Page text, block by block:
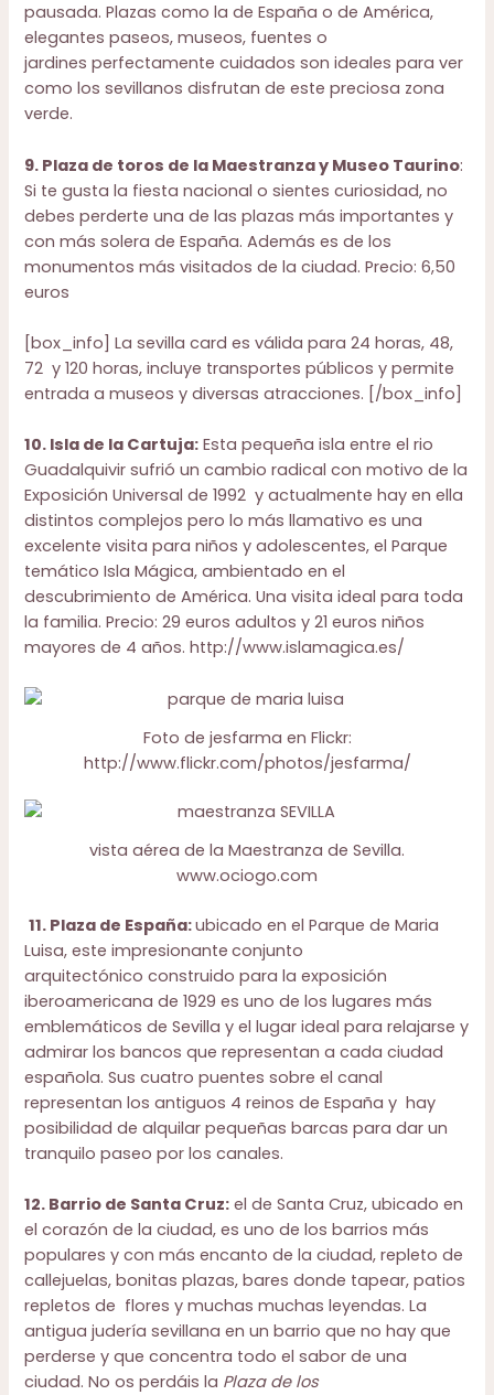
pausada. Plazas como la de España o de América,
elegantes paseos, museos, fuentes o
jardines perfectamente cuidados son ideales para ver
como los sevillanos disfrutan de este preciosa zona
verde.
9. Plaza de toros de la Maestranza y Museo Taurino:
Si te gusta la fiesta nacional o sientes curiosidad, no
debes perderte una de las plazas más importantes y
con más solera de España. Además es de los
monumentos más visitados de la ciudad. Precio: 6,50
euros
[box_info] La sevilla card es válida para 24 horas, 48,
72 y 120 horas, incluye transportes públicos y permite
entrada a museos y diversas atracciones. [/box_info]
10. Isla de la Cartuja: Esta pequeña isla entre el rio
Guadalquivir sufrió un cambio radical con motivo de la
Exposición Universal de 1992 y actualmente hay en ella
distintos complejos pero lo más llamativo es una
excelente visita para niños y adolescentes, el Parque
temático Isla Mágica, ambientado en el
descubrimiento de América. Una visita ideal para toda
la familia. Precio: 29 euros adultos y 21 euros niños
mayores de 4 años.http://www.islamagica.es/
Foto de jesfarma en Flickr:
http://www.flickr.com/photos/jesfarma/
vista aérea de la Maestranza de Sevilla.
www.ociogo.com
11. Plaza de España:ubicado en el Parque de Maria
Luisa, este impresionante conjunto
arquitectónico construido para la exposición
iberoamericana de 1929 es uno de los lugares más
emblemáticos de Sevilla y el lugar ideal para relajarse y
admirar los bancos que representan a cada ciudad
española. Sus cuatro puentes sobre el canal
representan los antiguos 4 reinos de España y hay
posibilidad de alquilar pequeñas barcas para dar un
tranquilo paseo por los canales.
12. Barrio de Santa Cruz: el de Santa Cruz, ubicado en
el corazón de la ciudad, es uno de los barrios más
populares y con más encanto de la ciudad, repleto de
callejuelas, bonitas plazas, bares donde tapear, patios
repletos de flores y muchas muchas leyendas. La
antigua judería sevillana en un barrio que no hay que
perderse y que concentra todo el sabor de una
ciudad. No os perdáis la Plaza de los